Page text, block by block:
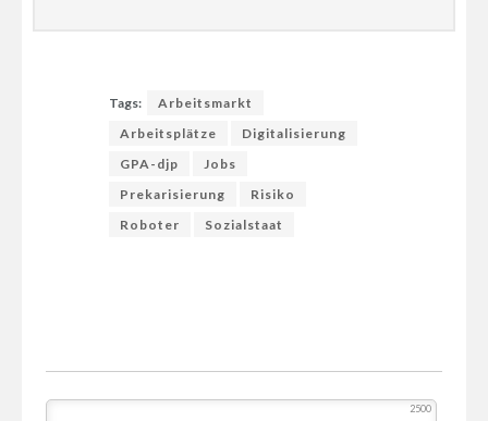
Tags:
Arbeitsmarkt
Arbeitsplätze
Digitalisierung
GPA-djp
Jobs
Prekarisierung
Risiko
Roboter
Sozialstaat
2500